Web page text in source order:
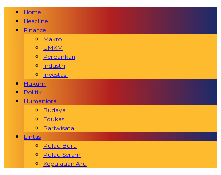
Home
Headline
Finance
Makro
UMKM
Perbankan
Industri
Investasi
Hukum
Politik
Humaniora
Budaya
Edukasi
Pariwisata
Lintas
Pulau Buru
Pulau Seram
Kepulauan Aru